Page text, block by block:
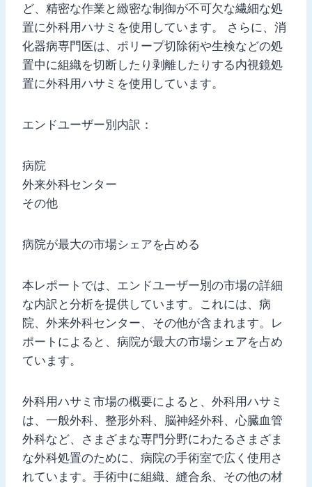
ど、精密な作業と緻密な制御が不可欠な繊細な処
置に外科用ハサミを使用しています。 さらに、消
化器病専門医は、ポリープ切除術や生検などの処
置中に組織を切断したり剥離したりする内視鏡処
置に外科用ハサミを使用しています。
エンドユーザー別内訳：
病院
外来外科センター
その他
病院が最大の市場シェアを占める
本レポートでは、エンドユーザー別の市場の詳細
な内訳と分析を提供しています。これには、病
院、外来外科センター、その他が含まれます。レ
ポートによると、病院が最大の市場シェアを占め
ています。
外科用ハサミ市場の概要によると、外科用ハサミ
は、一般外科、整形外科、脳神経外科、心臓血管
外科など、さまざまな専門分野にわたるさまざま
な外科処置のために、病院の手術室で広く使用さ
れています。手術中に組織、縫合糸、その他の材